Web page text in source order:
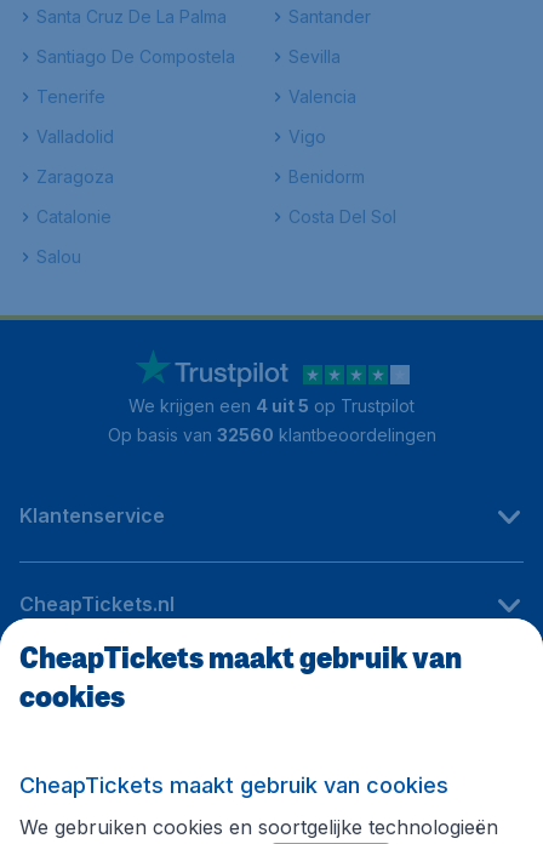
Santa Cruz De La Palma
Santander
Santiago De Compostela
Sevilla
Tenerife
Valencia
Valladolid
Vigo
Zaragoza
Benidorm
Catalonie
Costa Del Sol
Salou
We krijgen een 4 uit 5 op Trustpilot
Op basis van 32560 klantbeoordelingen
Klantenservice
CheapTickets.nl
Internationale sites
Volg CheapTickets.nl
CheapTickets maakt gebruik van
cookies
CheapTickets maakt gebruik van cookies
We gebruiken cookies en soortgelijke technologieën